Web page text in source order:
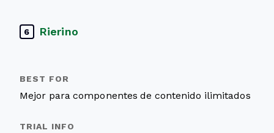
6 Rierino
Mejor para componentes de contenido ilimitados